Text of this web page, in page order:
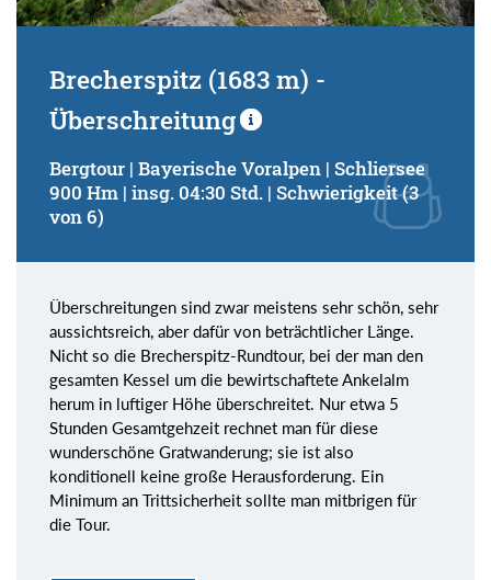
Brecherspitz (1683 m) -
Überschreitung
Bergtour | Bayerische Voralpen | Schliersee
900 Hm | insg. 04:30 Std. | Schwierigkeit (3
von 6)
Überschreitungen sind zwar meistens sehr schön, sehr
aussichtsreich, aber dafür von beträchtlicher Länge.
Nicht so die Brecherspitz-Rundtour, bei der man den
gesamten Kessel um die bewirtschaftete Ankelalm
herum in luftiger Höhe überschreitet. Nur etwa 5
Stunden Gesamtgehzeit rechnet man für diese
wunderschöne Gratwanderung; sie ist also
konditionell keine große Herausforderung. Ein
Minimum an Trittsicherheit sollte man mitbrigen für
die Tour.